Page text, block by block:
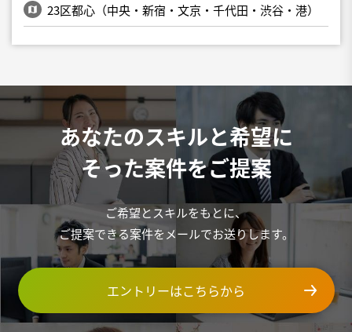
23区都心（中央・新宿・文京・千代田・渋谷・港）
あなたのスキルと希望に
そった案件をご提案
ご希望とスキルをもとに、
ご提案できる案件をメールでお送りします。
エントリーはこちらから